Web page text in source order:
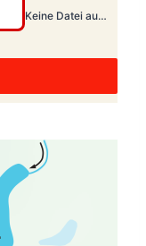
Keine Datei ausgewählt